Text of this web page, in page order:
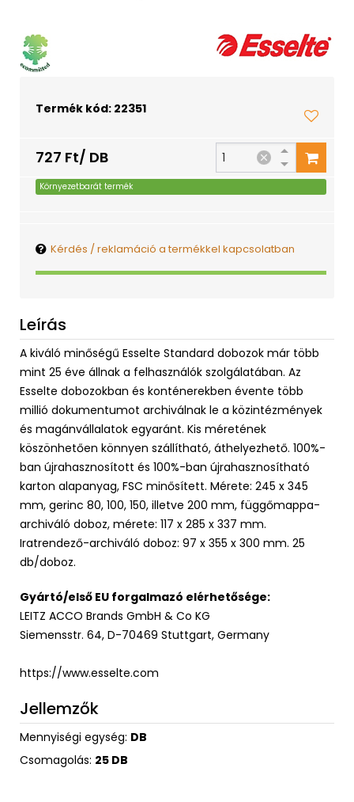
Termék kód: 22351
727 Ft/ DB
Környezetbarát termék
Kérdés / reklamáció a termékkel kapcsolatban
Leírás
A kiváló minőségű Esselte Standard dobozok már több
mint 25 éve állnak a felhasználók szolgálatában. Az
Esselte dobozokban és konténerekben évente több
millió dokumentumot archiválnak le a közintézmények
és magánvállalatok egyaránt. Kis méretének
köszönhetően könnyen szállítható, áthelyezhető. 100%-
ban újrahasznosított és 100%-ban újrahasznosítható
karton alapanyag, FSC minősített. Mérete: 245 x 345
mm, gerinc 80, 100, 150, illetve 200 mm, függőmappa-
archiváló doboz, mérete: 117 x 285 x 337 mm.
Iratrendező-archiváló doboz: 97 x 355 x 300 mm. 25
db/doboz.
Gyártó/első EU forgalmazó elérhetősége:
LEITZ ACCO Brands GmbH & Co KG
Siemensstr. 64, D-70469 Stuttgart, Germany
https://www.esselte.com
Jellemzők
Mennyiségi egység: DB
Csomagolás: 25 DB